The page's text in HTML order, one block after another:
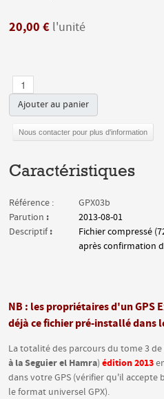
20,00 € l'unité
Ajouter au panier
Nous contacter pour plus d'information
Caractéristiques
Référence :
GPX03b
Parution :
2013-08-01
Descriptif:
Fichier compressé
après confirmation
NB : les propriétaires d'un GPS
déjà ce fichier pré-installé dans
La totalité des parcours du tome 3 de
à la Seguier el Hamra) édition 2013
dans votre GPS (vérifier qu'il
le format universel GPX).